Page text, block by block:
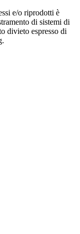
e/o riprodotti è
di sistemi di
divieto espresso di